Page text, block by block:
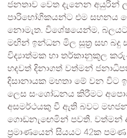
ජනතාව වෙත දැනෙන අයුරින්
පාරිභෝගිකයන්ට එම සහනය
නොමැත. විශේෂයෙන්ම, බලයට
මඟින් ඉන්ධන මිල සූත්‍ර සහ බදු
විද්‍යාත්මක හා තර්කානුකූල
හදවත් දිනාගත් වත්මන්
දිසානායක මහතා මේ වන විට
ලෙස සංශෝධනය කිරීමට
අසමර්ථයකු වී ඇති බවට
ගොඩනැඟෙමින් පවතී. වත්මන්
ප්‍රමාණයෙන් සියයට 42ක පමණ